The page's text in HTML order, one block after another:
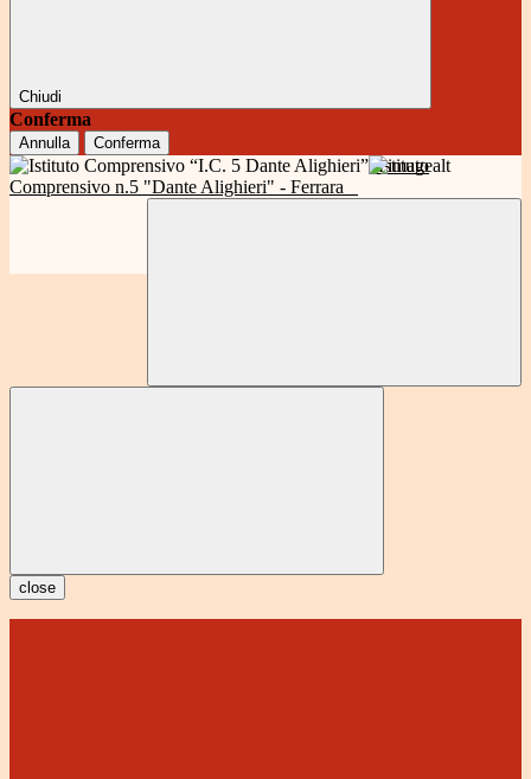
Chiudi
Conferma
Annulla Conferma
Istituto
Comprensivo n.5 "Dante Alighieri" - Ferrara
close